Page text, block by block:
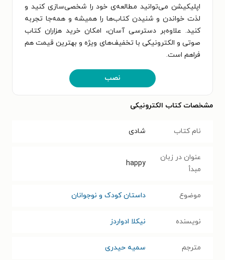
اپلیکیشن می‌توانید مطالعه‌ی خود را شخصی‌سازی کنید و
لذت خواندن و شنیدن کتاب‌ها را همیشه و همه‌جا تجربه
کنید. علاوه‌بر دسترسی آسان، امکان خرید هزاران کتاب
صوتی و الکترونیکی با تخفیف‌های ویژه و بهترین قیمت هم
فراهم است.
نصب
مشخصات کتاب الکترونیکی
نام کتاب شادی
عنوان در زبان
مبدأ
happy
موضوع داستان کودک و نوجوانان
نویسنده نیکلا ادواردز
مترجم سمیه حیدری